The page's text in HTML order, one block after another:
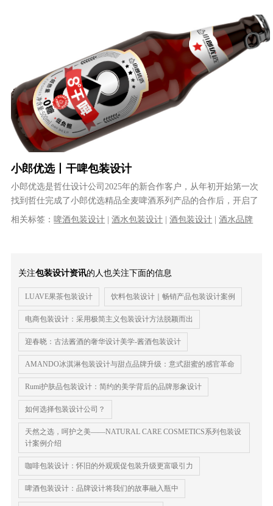
小郎优选丨干啤包装设计
小郎优选是哲仕设计公司2025年的新合作客户，从年初开始第一次
找到哲仕完成了小郎优选精品全麦啤酒系列产品的合作后，开启了
企业全线产品的设计合作，客户对......
相关标签：啤酒包装设计 |酒水包装设计 |酒包装设计 |酒水品牌
关注包装设计资讯的人也关注下面的信息
LUAVE果茶包装设计 饮料包装设计｜畅销产品包装设计案例
电商包装设计：采用极简主义包装设计方法脱颖而出
​迎春晓：古法酱酒的奢华设计美学-酱酒包装设计
AMANDO冰淇淋包装设计与甜点品牌升级：意式甜蜜的感官革命
Rumi护肤品包装设计：简约的美学背后的品牌形象设计
如何选择包装设计公司？
天然之选，呵护之美——NATURAL CARE COSMETICS系列包装设
计案例介绍
咖啡包装设计：怀旧的外观观促包装升级更富吸引力
啤酒包装设计：品牌设计将我们的故事融入瓶中